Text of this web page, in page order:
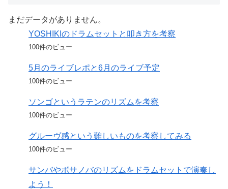
まだデータがありません。
YOSHIKIのドラムセットと叩き方を考察
100件のビュー
5月のライブレポと6月のライブ予定
100件のビュー
ソンゴというラテンのリズムを考察
100件のビュー
グルーヴ感という難しいものを考察してみる
100件のビュー
サンバやボサノバのリズムをドラムセットで演奏し
よう！